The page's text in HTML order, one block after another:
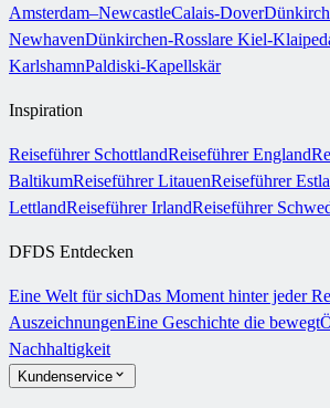
Amsterdam–NewcastleCalais-Dover
NewhavenDünkirchen-Rosslare Kiel-
KarlshamnPaldiski-Kapellskär
Inspiration
Reiseführer SchottlandReiseführer England
BaltikumReiseführer LitauenReiseführer
LettlandReiseführer IrlandReiseführer
DFDS Entdecken
Eine Welt für sichDas Moment hinter jeder
AuszeichnungenEine Geschichte die bewegt
Nachhaltigkeit
Kundenservice